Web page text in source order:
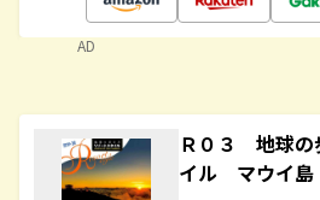
AD
Ｒ０３ 地球
イル マウイ島